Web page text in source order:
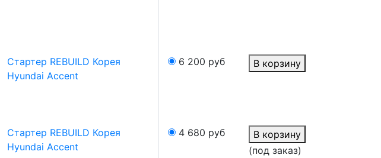
Стартер REBUILD Корея
Hyundai Accent
6 200 руб В корзину
Стартер REBUILD Корея
Hyundai Accent
4 680 руб
В корзину
(под заказ)